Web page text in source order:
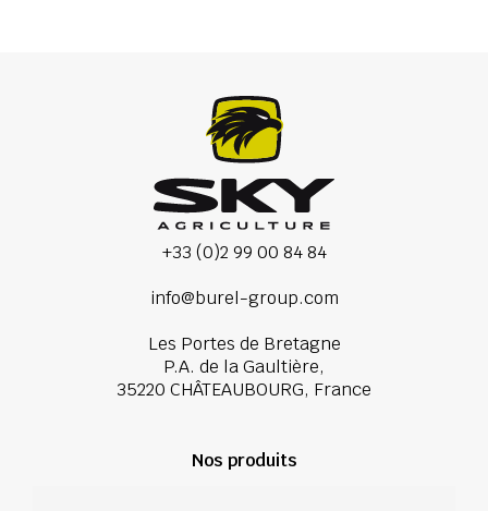
+33 (0)2 99 00 84 84
info@burel-group.com
Les Portes de Bretagne
P.A. de la Gaultière,
35220 CHÂTEAUBOURG, France
Nos produits